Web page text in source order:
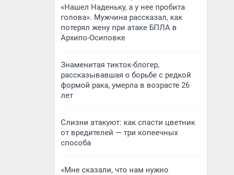
«Нашел Наденьку, а у нее пробита
голова». Мужчина рассказал, как
потерял жену при атаке БПЛА в
Архипо-Осиповке
Знаменитая тикток-блогер,
рассказывавшая о борьбе с редкой
формой рака, умерла в возрасте 26
лет
Слизни атакуют: как спасти цветник
от вредителей — три копеечных
способа
«Мне сказали, что нам нужно